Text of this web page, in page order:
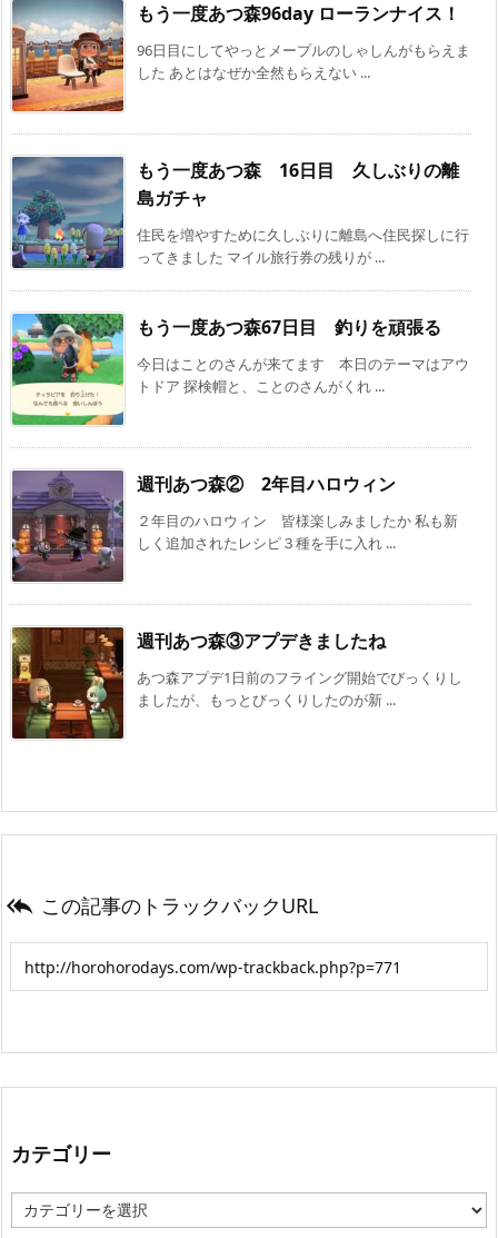
もう一度あつ森96day ローランナイス！
96日目にしてやっとメープルのしゃしんがもらえま
した あとはなぜか全然もらえない ...
もう一度あつ森 16日目 久しぶりの離
島ガチャ
住民を増やすために久しぶりに離島へ住民探しに行
ってきました マイル旅行券の残りが ...
もう一度あつ森67日目 釣りを頑張る
今日はことのさんが来てます 本日のテーマはアウ
トドア 探検帽と、ことのさんがくれ ...
週刊あつ森② 2年目ハロウィン
２年目のハロウィン 皆様楽しみましたか 私も新
しく追加されたレシピ３種を手に入れ ...
週刊あつ森③アプデきましたね
あつ森アプデ1日前のフライング開始でびっくりし
ましたが、もっとびっくりしたのが新 ...
 この記事のトラックバックURL
カテゴリー
カ
テ